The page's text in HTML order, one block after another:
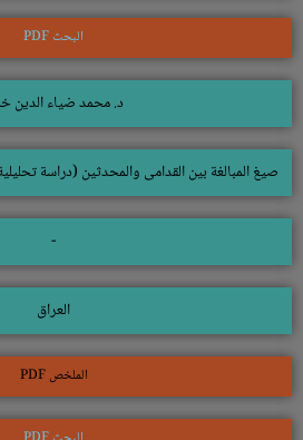
البحث PDF
د. محمد ضياء الدين
صيغ المبالغة بين القدامى والمحدثين (دراسة
-
العراق
الملخص PDF